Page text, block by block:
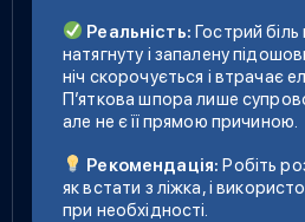
Реальність: Гострий
натягнуту і запалену
ніч скорочується і втрачає
П’яткова шпора лише
але не є її прямою причиною.
Рекомендація: Робіть
як встати з ліжка, і
при необхідності.